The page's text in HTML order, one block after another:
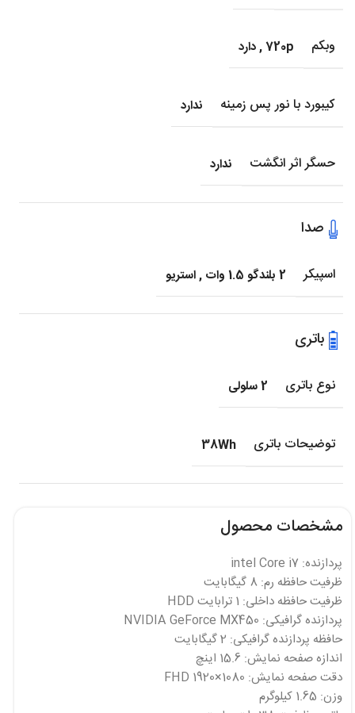
وبکم 720p
,دارد
کیبورد با نور پس زمینه ندارد
حسگر اثر انگشت ندارد
صدا
اسپیکر 2 بلندگو 1.5 وات ,استریو
باتری
نوع باتری 2 سلولی
توضیحات باتری 38Wh
مشخصات محصول
پردازنده: intel Core i7
ظرفیت حافظه رم: 8 گیگابایت
ظرفیت حافظه داخلی: 1 ترابایت HDD
پردازنده گرافیکی: NVIDIA GeForce MX450
حافظه پردازنده گرافیکی: 2 گیگابایت
اندازه صفحه نمایش: 15.6 اینچ
دقت صفحه نمایش: FHD 1920×1080
وزن: 1.65 کیلوگرم